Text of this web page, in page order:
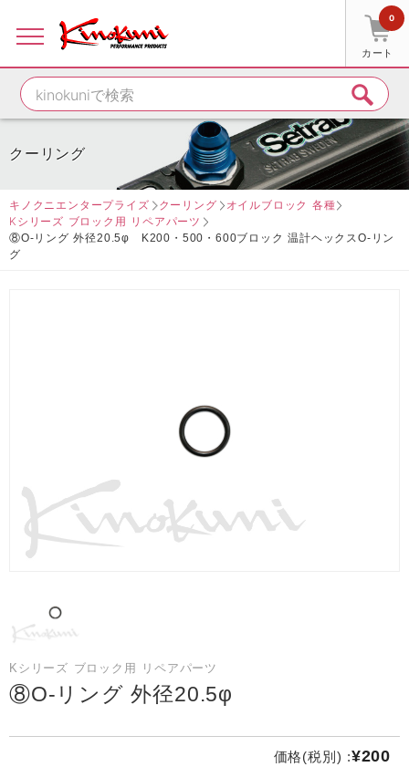
カート
0
クーリング
キノクニエンタープライズ クーリング
オイルブロック 各種
Kシリーズ ブロック用 リペアパーツ
⑧O-リング 外径20.5φ K200・500・600ブロック 温計ヘックスO-リン
グ
Kシリーズ ブロック用 リペアパーツ
⑧O-リング 外径20.5φ
価格(税別) :¥200